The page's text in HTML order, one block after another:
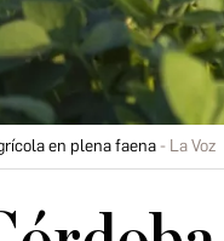
en plena faena La Voz